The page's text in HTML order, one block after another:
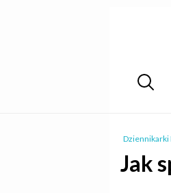
Dziennikarki
Jak